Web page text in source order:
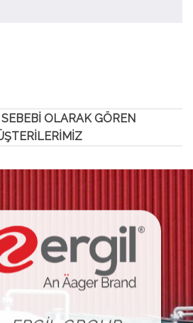
OLARAK GÖREN
KATSAN MEDİKAL